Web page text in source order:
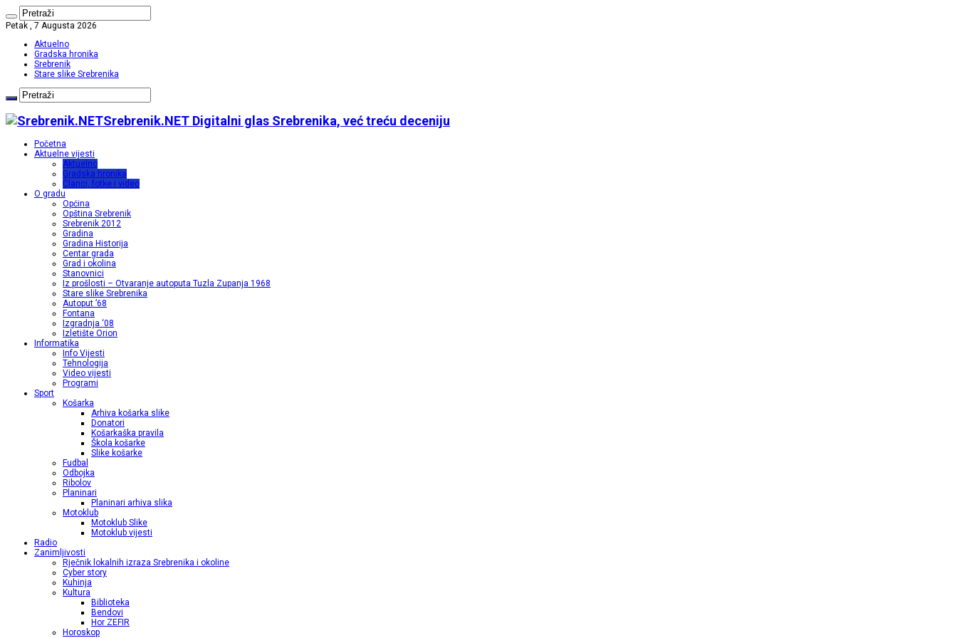
Petak , 7 Augusta 2026
Aktuelno
Gradska hronika
Srebrenik
Stare slike Srebrenika
Srebrenik.NET Digitalni glas Srebrenika, već treću deceniju
Početna
Aktuelne vijesti
Aktuelno
Gradska hronika
Članci, fotke i video
O gradu
Općina
Opština Srebrenik
Srebrenik 2012
Gradina
Gradina Historija
Centar grada
Grad i okolina
Stanovnici
Iz prošlosti – Otvaranje autoputa Tuzla Zupanja 1968
Stare slike Srebrenika
Autoput ’68
Fontana
Izgradnja ‘08
Izletište Orion
Informatika
Info Vijesti
Tehnologija
Video vijesti
Programi
Sport
Košarka
Arhiva košarka slike
Donatori
Košarkaška pravila
Škola košarke
Slike košarke
Fudbal
Odbojka
Ribolov
Planinari
Planinari arhiva slika
Motoklub
Motoklub Slike
Motoklub vijesti
Radio
Zanimljivosti
Rječnik lokalnih izraza Srebrenika i okoline
Cyber story
Kuhinja
Kultura
Biblioteka
Bendovi
Hor ZEFIR
Horoskop